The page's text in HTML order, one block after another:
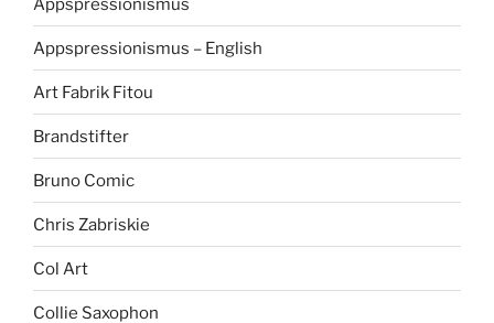
Appspressionismus
Appspressionismus – English
Art Fabrik Fitou
Brandstifter
Bruno Comic
Chris Zabriskie
Col Art
Collie Saxophon